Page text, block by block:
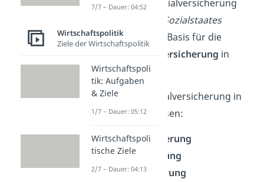
Die 5 Säulen der Sozialversicherung
5 Säulen des Sozialstaates
genannt) bilden die Basis für die
gesetzliche Sozialversicherung in
Deutschland.
Die Zweige der Sozialversicherung in
Deutschland umfassen:
Krankenversicherung
Unfallversicherung
Rentenversicherung
7/7 – Dauer: 04:52
Wirtschaftspolitik
Ziele der Wirtschaftspolitik
Wirtschaftspoli
tik: Aufgaben
& Ziele
1/7 – Dauer: 05:12
Wirtschaftspoli
tische Ziele
2/7 – Dauer: 04:13